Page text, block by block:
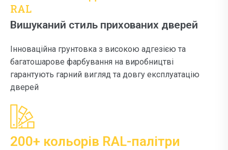
RAL
Вишуканий стиль прихованих дверей
Інноваційна грунтовка з високою адгезією та
багатошарове фарбування на виробництві
гарантують гарний вигляд та довгу експлуатацію
дверей
200+ кольорів RAL-палітри